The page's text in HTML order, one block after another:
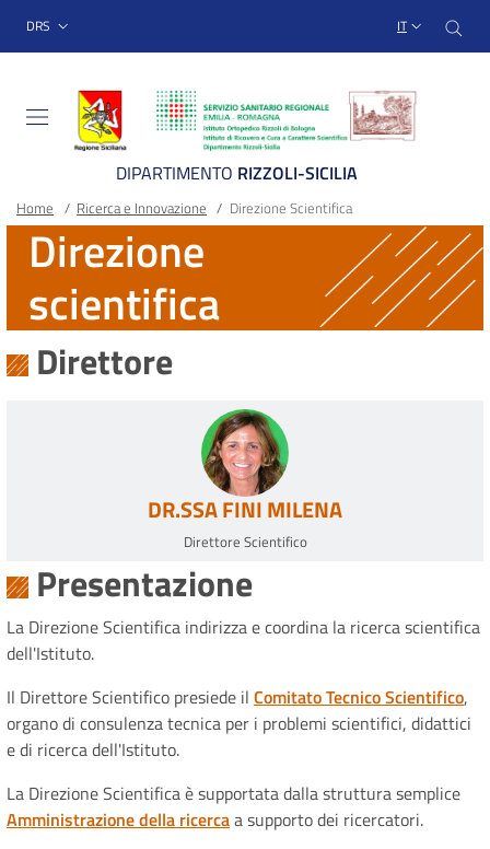
Sito Web Istituto
menu top-bar
DRS IT
DIPARTIMENTO RIZZOLI-SICILIA
Main container
Briciole
di
pane
Home / Ricerca e Innovazione / Direzione Scientifica
Direzione
scientifica
Direttore
DR.SSA FINI MILENA
Direttore Scientifico
Presentazione
La Direzione Scientifica indirizza e coordina la ricerca scientifica
dell'Istituto.
Il Direttore Scientifico presiede il Comitato Tecnico Scientifico,
organo di consulenza tecnica per i problemi scientifici, didattici
e di ricerca dell'Istituto.
La Direzione Scientifica è supportata dalla struttura semplice
Amministrazione della ricercaa supporto dei ricercatori.